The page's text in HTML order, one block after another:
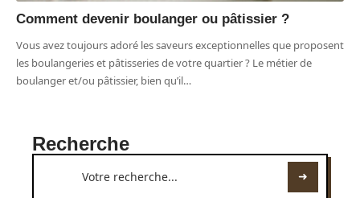
Comment devenir boulanger ou pâtissier ?
Vous avez toujours adoré les saveurs exceptionnelles que proposent
les boulangeries et pâtisseries de votre quartier ? Le métier de
boulanger et/ou pâtissier, bien qu’il…
Recherche